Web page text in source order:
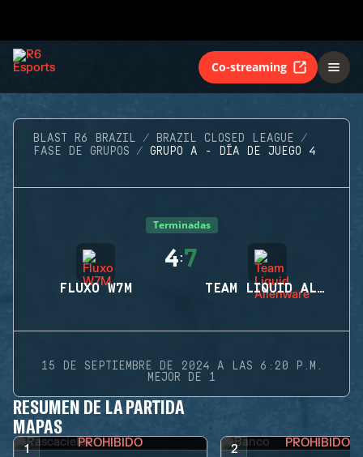
Co-streaming
BLAST R6 BRAZIL
BRAZIL CLOSED LEAGUE
FASE DE GRUPOS
GRUPO A - DÍA DE JUEGO 4
Terminadas
FLUXO W7M
4:7
TEAM LIQUID ALIENWARE
15 DE SEPTIEMBRE DE 2024 A LAS 6:20 P.M.
MEJOR DE 1
RESUMEN DE LA PARTIDA
MAPAS
1 PROHIBIDO 2 PROHIBIDO